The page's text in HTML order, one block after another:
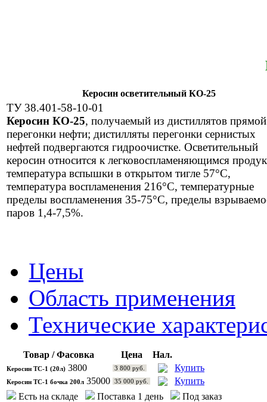
Керосин осветительный КО-25
ТУ 38.401-58-10-01
Керосин КО-25, получаемый из дистиллятов прямой
перегонки нефти; дистилляты перегонки сернистых
нефтей подвергаются гидроочистке. Осветительный
керосин относится к легковоспламеняющимся
температура вспышки в открытом тигле 57°С,
температура воспламенения 216°С, температурные
пределы воспламенения 35-75°С, пределы
паров 1,4-7,5%.
Цены
Область применения
Технические
Товар / Фасовка Цена Нал.
Керосин ТС-1 (20л) 3800 3 800 руб. Купить
Керосин ТС-1 бочка 200л 35000 35 000 руб.
Купить
Есть на складе
Поставка 1 день Под заказ